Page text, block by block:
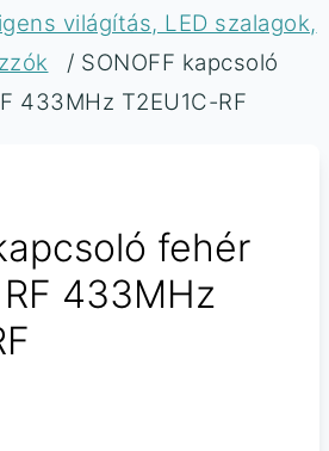
világítás, LED szalagok,
/ SONOFF kapcsoló
433MHz T2EU1C-RF
fehér
433MHz